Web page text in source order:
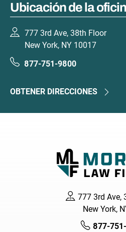
Ubicación de la
777 3rd Ave, 38th Floor
New York, NY 10017
877-751-9800
OBTENER DIRECCIONES
777 3rd Ave,
New York,
877-